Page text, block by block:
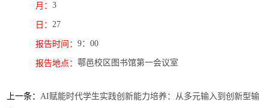
月：3
日：27
报告时间：9：00
报告地点：鄠邑校区图书馆第一会议室
上一条：AI赋能时代学生实践创新能力培养：从多元输入到创新型输